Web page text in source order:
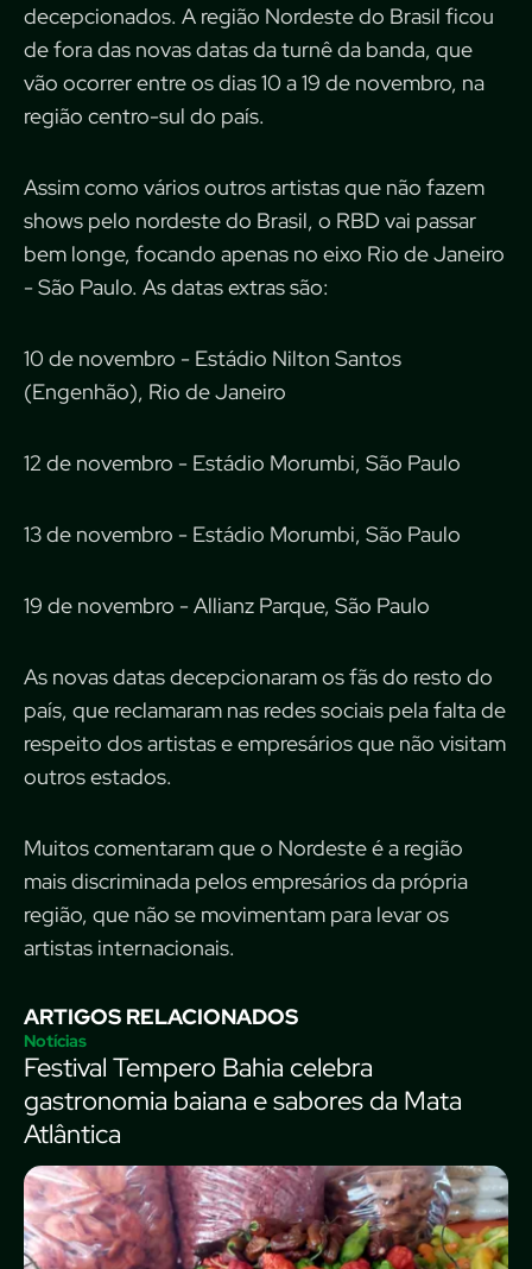
decepcionados. A região Nordeste do Brasil ficou
de fora das novas datas da turnê da banda, que
vão ocorrer entre os dias 10 a 19 de novembro, na
região centro-sul do país.
Assim como vários outros artistas que não fazem
shows pelo nordeste do Brasil, o RBD vai passar
bem longe, focando apenas no eixo Rio de Janeiro
- São Paulo. As datas extras são:
10 de novembro - Estádio Nilton Santos
(Engenhão), Rio de Janeiro
12 de novembro - Estádio Morumbi, São Paulo
13 de novembro - Estádio Morumbi, São Paulo
19 de novembro - Allianz Parque, São Paulo
As novas datas decepcionaram os fãs do resto do
país, que reclamaram nas redes sociais pela falta de
respeito dos artistas e empresários que não visitam
outros estados.
Muitos comentaram que o Nordeste é a região
mais discriminada pelos empresários da própria
região, que não se movimentam para levar os
artistas internacionais.
ARTIGOS RELACIONADOS
Notícias
Festival Tempero Bahia celebra
gastronomia baiana e sabores da Mata
Atlântica